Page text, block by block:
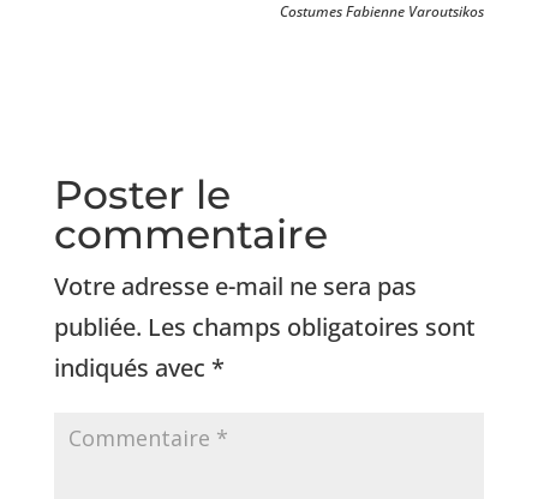
Costumes Fabienne Varoutsikos
Poster le
commentaire
Votre adresse e-mail ne sera pas
publiée. Les champs obligatoires sont
indiqués avec *